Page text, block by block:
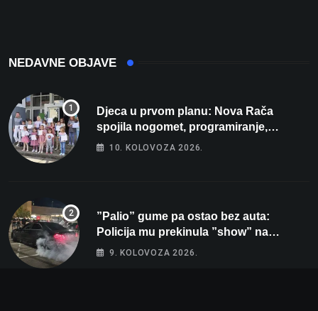
NEDAVNE OBJAVE
Djeca u prvom planu: Nova Rača
spojila nogomet, programiranje,
engleski i folklor u jedan projekt
10. KOLOVOZA 2026.
”Palio” gume pa ostao bez auta:
Policija mu prekinula ”show” na
parkingu u Bjelovaru
9. KOLOVOZA 2026.